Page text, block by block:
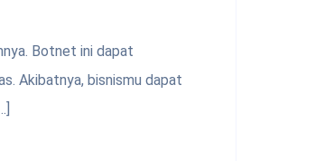
Botnet ini dapat
Akibatnya, bisnismu dapat